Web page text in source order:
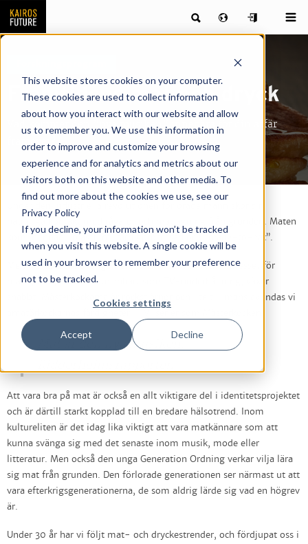
This website stores cookies on your computer.
These cookies are used to collect information
about how you interact with our website and allow
us to remember you. We use this information in
order to improve and customize your browsing
experience and for analytics and metrics about our
visitors both on this website and other media. To
find out more about the cookies we use, see our
Privacy Policy
If you decline, your information won’t be tracked
when you visit this website. A single cookie will be
used in your browser to remember your preference
not to be tracked.
Cookies settings
Accept Decline
Framtidens mat och dryck
Vad kommer den ”nya musiken” innebära för din affär
framöver?
naturliga kontakt med råvaror och matlagning från grunden. Maten
kom inlindad i plastfilm, färdigprocessad och ”ready-to-eat”.
Men nu har denna långa trend sedan flera år vänt. Intresset för
matlagning, och då inte enbart som TV-underhållning, växer
snabbt. Mästerkockarna är rockstjärnor och lite till mans avundas vi
Mat är den nya musiken.
Att vara bra på mat är också en allt viktigare del i identitetsprojektet
och är därtill starkt kopplad till en bredare hälsotrend. Inom
kultureliten är det idag lika viktigt att vara matkännare som att
kunna svänga sig med det senaste inom musik, mode eller
litteratur. Men också den unga Generation Ordning verkar vilja lära
sig mat från grunden. Den förlorade generationen ser närmast ut att
vara efterkrigsgenerationerna, de som aldrig lärde sig vad en högrev
är.
Under 30 år har vi följt mat- och dryckestrender, och fördjupat oss i